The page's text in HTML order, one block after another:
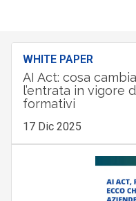
WHITE PAPER
AI Act: cosa
l’entrata in vigore
formativi
17 Dic 2025